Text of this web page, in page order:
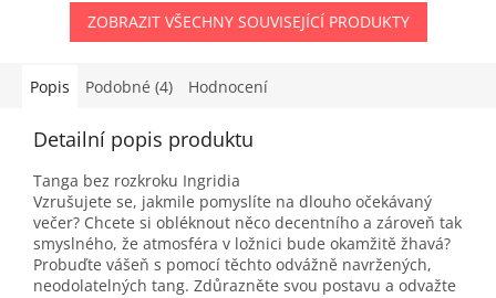
ZOBRAZIT VŠECHNY SOUVISEJÍCÍ PRODUKTY
Popis Podobné (4) Hodnocení
Detailní popis produktu
Tanga bez rozkroku Ingridia
Vzrušujete se, jakmile pomyslíte na dlouho očekávaný
večer? Chcete si obléknout něco decentního a zároveň tak
smyslného, že atmosféra v ložnici bude okamžitě žhavá?
Probuďte vášeň s pomocí těchto odvážně navržených,
neodolatelných tang. Zdůrazněte svou postavu a odvažte